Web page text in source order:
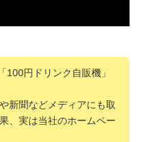
円ドリンク自販機」
新聞などメディアにも取
、実は当社のホームペー